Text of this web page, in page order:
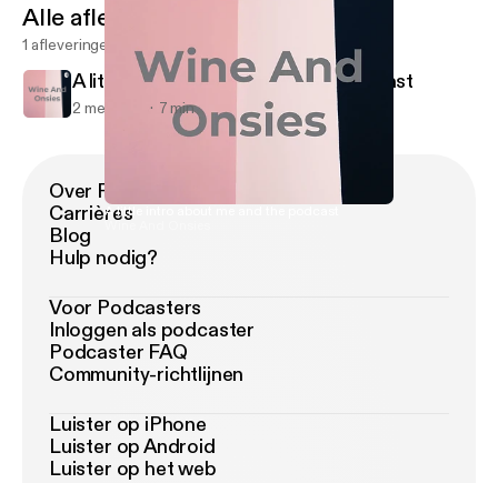
A little intro about me and the podcast
Alle afleveringen
1 afleveringen
A little intro about me and the podcast
2 mei 2019 7 min
Over Podimo
Carrières
Blog
Hulp nodig?
Voor Podcasters
Inloggen als podcaster
Podcaster FAQ
Community-richtlijnen
Luister op iPhone
Luister op Android
Luister op het web